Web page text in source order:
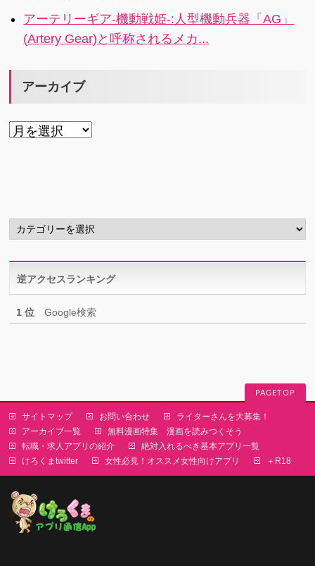
アーテリーギア-機動戦姫-:人型機動兵器「AG」
(Artery Gear)と呼称されるメカ...
アーカイブ
ア
カ
テ
リ
ー逆アクセスランキング
1 位 Google検索
PAGETOP
サイトマップ お問い合わせ
ライターさんを大募集！
アーカイブ一覧
無料漫画特集 漫画を読みつくそう
転職・求人アプリの紹介
絶対入れるべき基本アプリ一覧
けろくまtwitter
女性必見！オススメ女性向けアプリ ＋R18